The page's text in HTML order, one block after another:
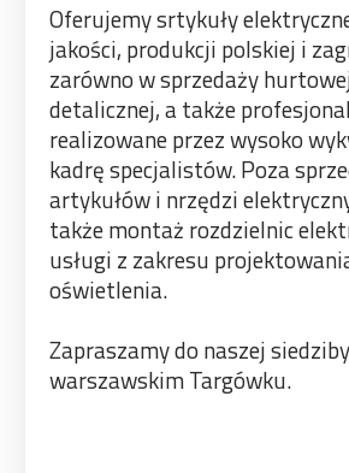
Oferujemy srtykuły
jakości, produkcji polskiej i
zarówno w sprzedaży
detalicznej, a także
realizowane przez wysoko
kadrę specjalistów. Poza
artykułów i nrzędzi
także montaż rozdzielnic
usługi z zakresu
oświetlenia.
Zapraszamy do naszej
warszawskim Targówku.